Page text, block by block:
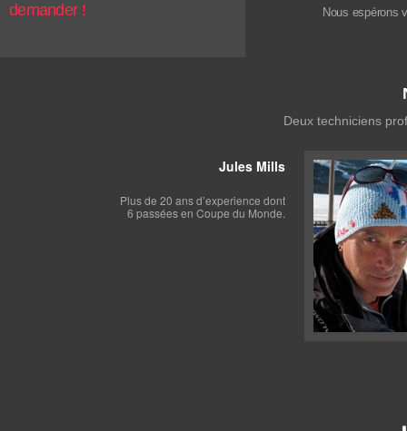
Nous espérons
demander !
Jules Mills
Plus de 20 ans d’experience dont
6 passées en Coupe du Monde.
Deux techniciens